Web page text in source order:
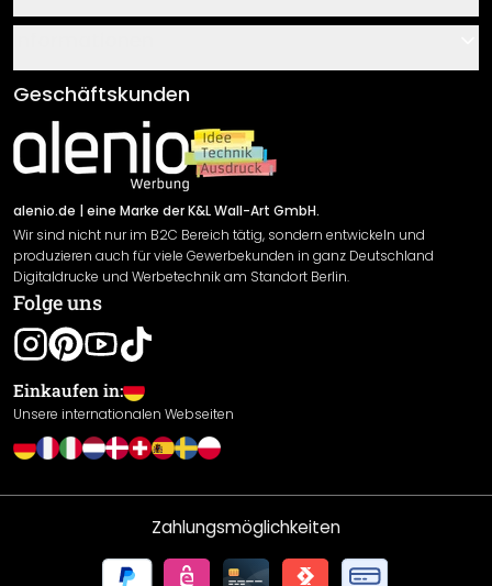
Über uns
Klebe- und Montageanleitungen
Newsletter An-/Abmeldung
Sendungsverfolgung
AGB
Impressum
Versand & Zahlung
Rücksendung
Widerrufsrecht
Datenschutzerklärung
Gewährleistung
Leistungserklärung / CE-Zeichen
Cookie Einstellungen
Geschäftskunden
alenio.de | eine Marke der K&L Wall-Art GmbH.
Wir sind nicht nur im B2C Bereich tätig, sondern entwickeln und
produzieren auch für viele Gewerbekunden in ganz Deutschland
Digitaldrucke und Werbetechnik am Standort Berlin.
Folge uns
Einkaufen in:
Unsere internationalen Webseiten
Zahlungsmöglichkeiten